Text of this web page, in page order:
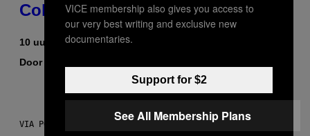
Colorway
10 uur geleden
Door
VIA POKEMON/ADIDAS/NINTENDO
VICE membership also gives you access to
our very best writing and exclusive new
documentaries.
Support for $2
See All Membership Plans